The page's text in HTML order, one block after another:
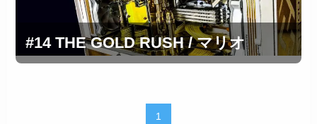
#14 THE GOLD RUSH / マリオ
1